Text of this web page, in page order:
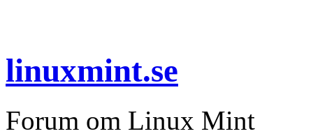
linuxmint.se
Forum om Linux Mint